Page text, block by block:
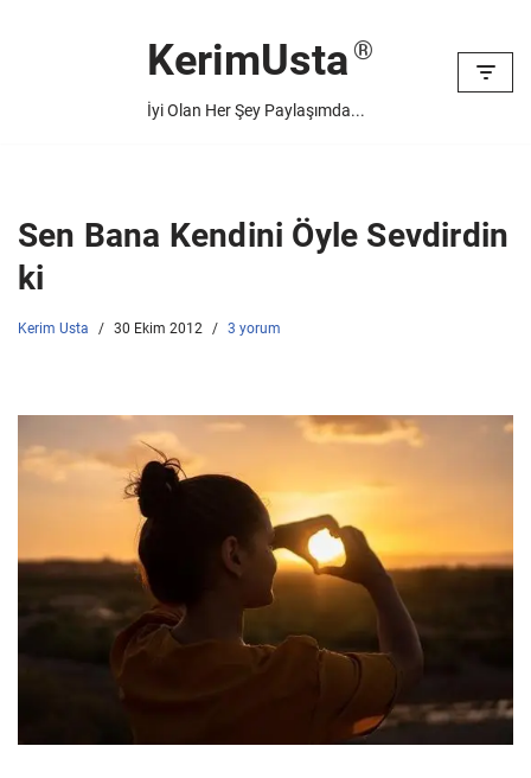
KerimUsta
İyi Olan Her Şey Paylaşımda...
Sen Bana Kendini Öyle Sevdirdin
ki
Kerim Usta 30 Ekim 2012 3 yorum